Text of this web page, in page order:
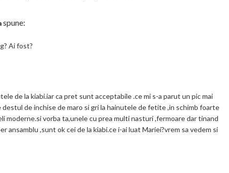
spune:
Ai fost?
de la kiabi.iar ca pret sunt acceptabile .ce mi s-a parut un pic mai
de inchise de maro si gri la hainutele de fetite ,in schimb foarte
moderne.si vorba ta,unele cu prea multi nasturi ,fermoare dar tinand
ansamblu ,sunt ok cei de la kiabi.ce i-ai luat Mariei?vrem sa vedem si